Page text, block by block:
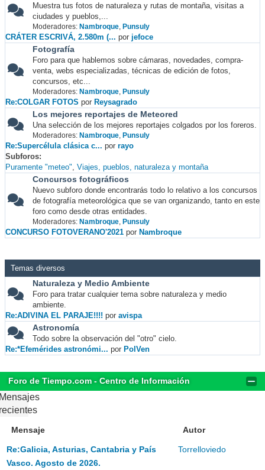
Muestra tus fotos de naturaleza y rutas de montaña, visitas a
ciudades y pueblos,...
Moderadores: Nambroque, Punsuly
CRÁTER ESCRIVÁ, 2.580m (... por jefoce
Fotografía
Foro para que hablemos sobre cámaras, novedades, compra-
venta, webs especializadas, técnicas de edición de fotos,
concursos, etc...
Moderadores: Nambroque, Punsuly
Re:COLGAR FOTOS por Reysagrado
Los mejores reportajes de Meteored
Una selección de los mejores reportajes colgados por los foreros.
Moderadores: Nambroque, Punsuly
Re:Supercélula clásica c... por rayo
Subforos
Puramente "meteo" Viajes, pueblos, naturaleza y montaña
Concursos fotográficos
Nuevo subforo donde encontrarás todo lo relativo a los concursos
de fotografía meteorológica que se van organizando, tanto en este
foro como desde otras entidades.
Moderadores: Nambroque, Punsuly
CONCURSO FOTOVERANO'2021 por Nambroque
Temas diversos
Naturaleza y Medio Ambiente
Foro para tratar cualquier tema sobre naturaleza y medio
ambiente.
Re:ADIVINA EL PARAJE!!!! por avispa
Astronomía
Todo sobre la observación del "otro" cielo.
Re:*Efemérides astronómi... por PolVen
Foro de Tiempo.com - Centro de Información
Mensaje Autor
Re:Galicia, Asturias, Cantabria y País
Vasco. Agosto de 2026.
Torrelloviedo